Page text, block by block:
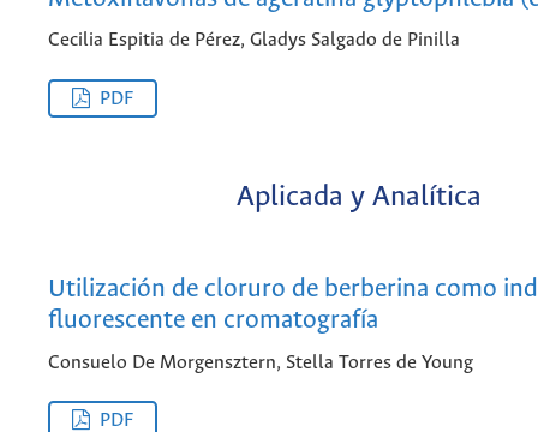
Cecilia Espitia de Pérez, Gladys Salgado de Pinilla
PDF
Aplicada y Analítica
Utilización de cloruro de berberina como
fluorescente en cromatografía
Consuelo De Morgensztern, Stella Torres de Young
PDF